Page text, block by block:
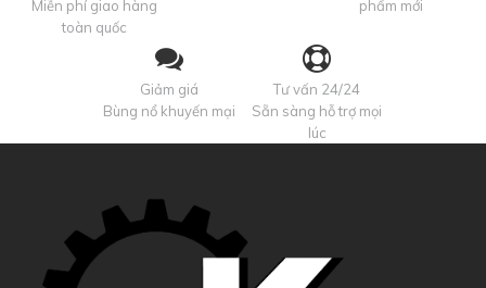
Miễn phí giao hàng
toàn quốc
phẩm mới
Giảm giá
Bùng nổ khuyến mại
Tư vấn 24/24
Sẵn sàng hỗ trợ mọi
lúc